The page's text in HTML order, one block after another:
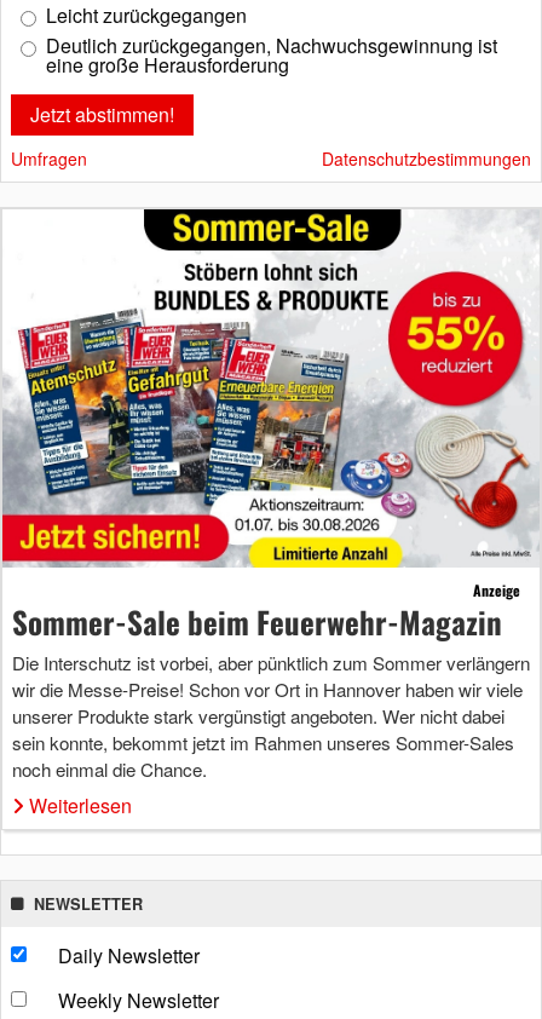
Leicht zurückgegangen
Deutlich zurückgegangen, Nachwuchsgewinnung ist
eine große Herausforderung
Umfragen Datenschutzbestimmungen
Anzeige
Sommer-Sale beim Feuerwehr-Magazin
Die Interschutz ist vorbei, aber pünktlich zum Sommer verlängern
wir die Messe-Preise! Schon vor Ort in Hannover haben wir viele
unserer Produkte stark vergünstigt angeboten. Wer nicht dabei
sein konnte, bekommt jetzt im Rahmen unseres Sommer-Sales
noch einmal die Chance.
Weiterlesen
NEWSLETTER
Daily Newsletter
Weekly Newsletter